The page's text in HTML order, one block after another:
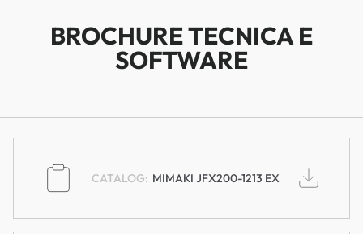
BROCHURE TECNICA E
SOFTWARE
MIMAKI JFX200-1213 EX